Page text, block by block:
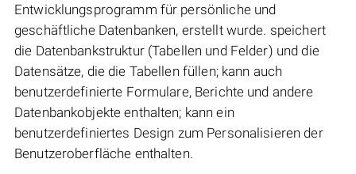
Entwicklungsprogramm für persönliche und
geschäftliche Datenbanken, erstellt wurde. speichert
die Datenbankstruktur (Tabellen und Felder) und die
Datensätze, die die Tabellen füllen; kann auch
benutzerdefinierte Formulare, Berichte und andere
Datenbankobjekte enthalten; kann ein
benutzerdefiniertes Design zum Personalisieren der
Benutzeroberfläche enthalten.